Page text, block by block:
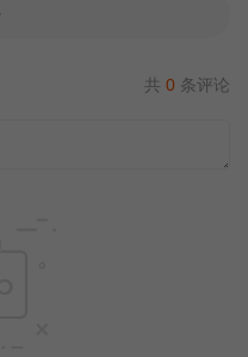
共 0 条评论